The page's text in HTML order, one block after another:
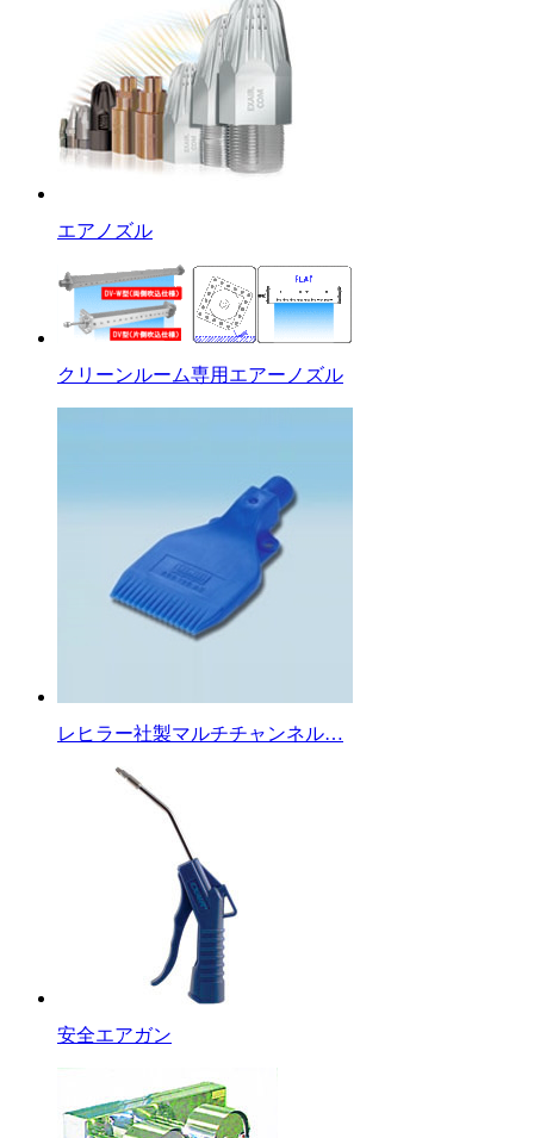
エアノズル
クリーンルーム専用エアーノズル
レヒラー社製マルチチャンネル…
安全エアガン